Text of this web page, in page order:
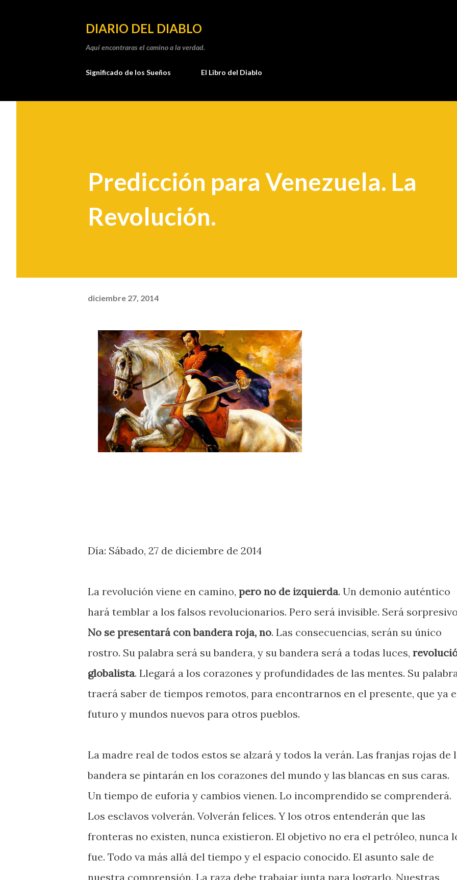
DIARIO DEL DIABLO
Aquí encontraras el camino a la verdad.
Significado de los Sueños El Libro del Diablo
Predicción para Venezuela. La
Revolución.
diciembre 27, 2014
Día: Sábado, 27 de diciembre de 2014
La revolución viene en camino, pero no de izquierda. Un demonio auténtico
hará temblar a los falsos revolucionarios. Pero será invisible. Será
No se presentará con bandera roja, no. Las consecuencias, serán su único
rostro. Su palabra será su bandera, y su bandera será a todas luces,
globalista. Llegará a los corazones y profundidades de las mentes. Su
traerá saber de tiempos remotos, para encontrarnos en el presente, que ya
futuro y mundos nuevos para otros pueblos.
La madre real de todos estos se alzará y todos la verán. Las franjas rojas de
bandera se pintarán en los corazones del mundo y las blancas en sus caras.
Un tiempo de euforia y cambios vienen. Lo incomprendido se comprenderá.
Los esclavos volverán. Volverán felices. Y los otros entenderán que las
fronteras no existen, nunca existieron. El objetivo no era el petróleo, nunca
fue. Todo va más allá del tiempo y el espacio conocido. El asunto sale de
nuestra comprensión. La raza debe trabajar junta para lograrlo. Nuestras